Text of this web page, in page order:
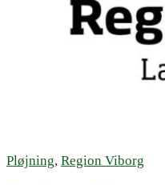
Pløjning, Region Viborg